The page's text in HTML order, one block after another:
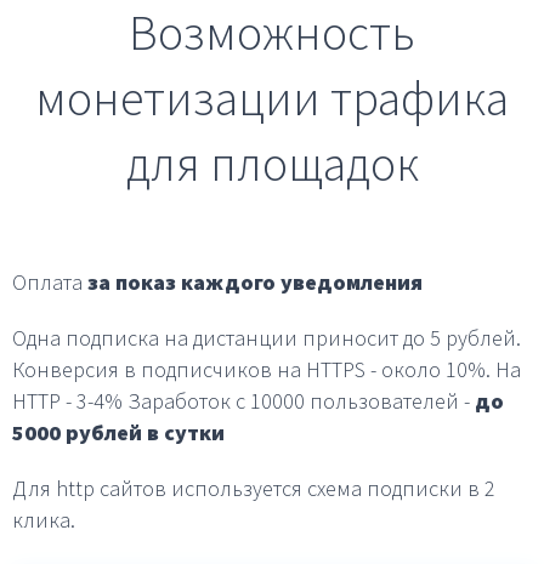
Возможность
монетизации трафика
для площадок
Оплата за показ каждого уведомления
Одна подписка на дистанции приносит до 5 рублей.
Конверсия в подписчиков на HTTPS - около 10%. На
HTTP - 3-4% Заработок с 10000 пользователей - до
5000 рублей в сутки
Для http сайтов используется схема подписки в 2
клика.